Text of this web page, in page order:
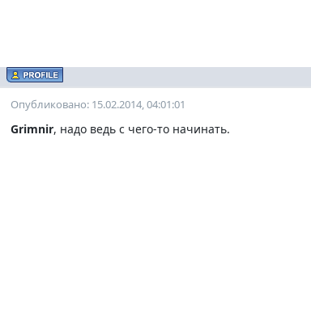
Опубликовано: 15.02.2014, 04:01:01
Grimnir, надо ведь с чего-то начинать.